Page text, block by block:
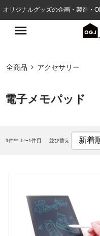
オリジナルグッズの企画・製造・
全商品 アクセサリー
電子メモパッド
1件中 1〜1件目 並び替え